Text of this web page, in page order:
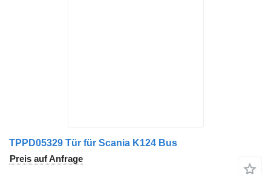
TPPD05329 Tür für Scania K124 Bus
Preis auf Anfrage